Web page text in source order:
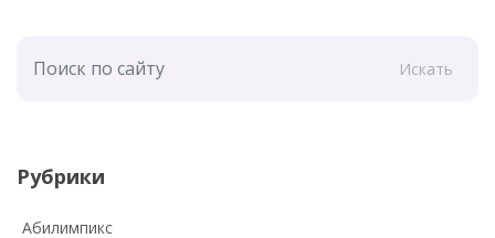
Искать
Рубрики
Абилимпикс